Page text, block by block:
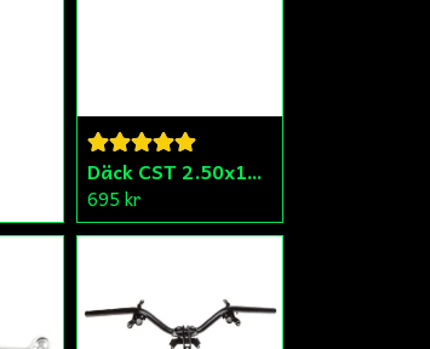
Däck CST 2.50x15 (20x250) Compact/Scoper/Mamba/Flakmoped
695 kr